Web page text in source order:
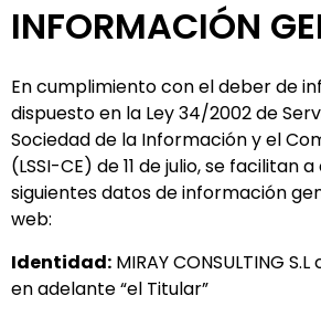
INFORMACIÓN
En cumplimiento con el deber de
dispuesto en la Ley 34/2002 de
Sociedad de la Información y el
(LSSI-CE) de 11 de julio, se facilitan
siguientes datos de información
web:
Identidad: MIRAY CONSULTING
en adelante “el Titular”